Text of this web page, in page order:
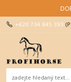
+420 734 845 393